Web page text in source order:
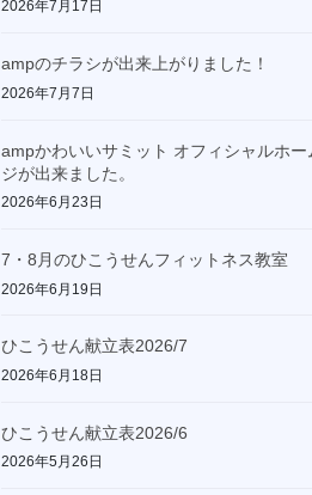
2026年7月17日
ampのチラシが出来上がりました！
2026年7月7日
ampかわいいサミット オフィシャルホー
ジが出来ました。
2026年6月23日
7・8月のひこうせんフィットネス教室
2026年6月19日
ひこうせん献立表2026/7
2026年6月18日
ひこうせん献立表2026/6
2026年5月26日